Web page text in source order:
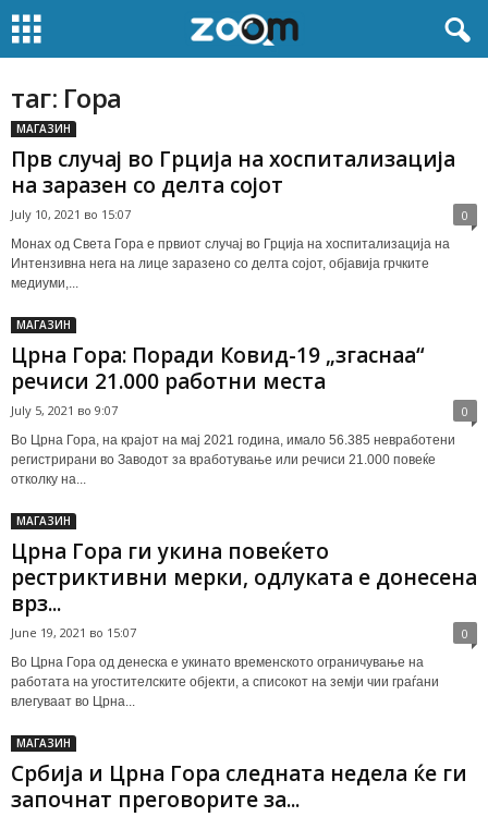
таг: Гора
МАГАЗИН
Прв случај во Грција на хоспитализација
на заразен со делта сојот
July 10, 2021 во 15:07 0
Монах од Света Гора е првиот случај во Грција на хоспитализација на
Интензивна нега на лице заразено со делта сојот, објавија грчките
медиуми,...
МАГАЗИН
Црна Гора: Поради Ковид-19 „згаснаа“
речиси 21.000 работни места
July 5, 2021 во 9:07 0
Во Црна Гора, на крајот на мај 2021 година, имало 56.385 невработени
регистрирани во Заводот за вработување или речиси 21.000 повеќе
отколку на...
МАГАЗИН
Црна Гора ги укина повеќето
рестриктивни мерки, одлуката е донесена
врз...
June 19, 2021 во 15:07 0
Во Црна Гора од денеска е укинато временското ограничување на
работата на угостителските објекти, а списокот на земји чии граѓани
влегуваат во Црна...
МАГАЗИН
Србија и Црна Гора следната недела ќе ги
започнат преговорите за...